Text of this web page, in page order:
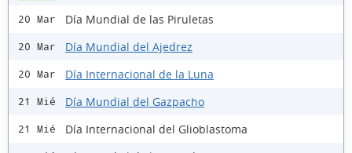
20 Mar Día Mundial de las Piruletas
20 Mar Día Mundial del Ajedrez
20 Mar Día Internacional de la Luna
21 Mié Día Mundial del Gazpacho
21 Mié Día Internacional del Glioblastoma